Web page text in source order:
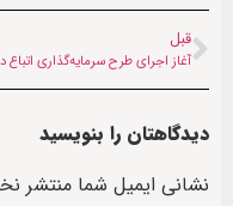
قبل
آغاز اجرای طرح سرمایه‌گذاری اتباع در تهران؛
دیدگاهتان را بنویسید
نشانی ایمیل شما منتشر